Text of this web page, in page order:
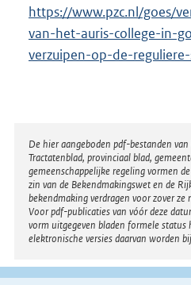
t
l
i
:
https://www.pzc.nl/goes/
van-het-auris-college-in-
verzuipen-op-de-
Disclaimer
De hier aangeboden pdf-bestanden
Tractatenblad, provinciaal blad,
gemeenschappelijke regeling vormen
zin van de Bekendmakingswet en de
bekendmaking verdragen voor zover
Voor pdf-publicaties van vóór deze
vorm uitgegeven bladen formele status
elektronische versies daarvan worden